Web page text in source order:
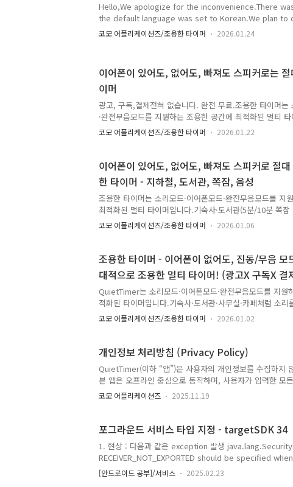
Hello,We apologize for the inconvenience.There
the default language was set to Korean.We plan to
default language to English in the next update. (It
within a week.) For now, you can change the app
코모 어플리케이션즈/조용한 타이머 2026.01.24
이어폰이 있어도, 없어도, 빠져도 스피커로는
이머
광고, 구독,결제전혀 없습니다. 완전 무료.조용한 타이머는
·완전무음모드를 지원하는 조용한 공간에 최적화된 멀티
있어도, 없어도, 빠져도스피커로 절대 울리지 않는 타이머.
분 쪽잠 알람)·사무실·스터디 카페(공부, 독서)·독서실·커피
요.개별 타이머 실행 중에도이어폰 모드로 퀵 전환을 하면
소리 없이 화면 / 진동 / 플래시로만 알려요!이어폰이 연결
로만 소리가 나와요!완벽한 나만의 집중 타이머!타이머를 사
모·세션 기록이 자동으로 남아시간이 지날수록 나만의 루
스럽게 보입니다...
코모 어플리케이션즈/조용한 타이머 2026.01.22
이어폰이 있어도, 없어도, 빠져도 스피커로 절
한 타이머 - 지하철, 도서관, 쪽잠, 음성
조용한 타이머는 소리모드·이어폰모드·완전무음모드를 지
최적화된 멀티 타이머입니다.기숙사·도서관(5분/10분 쪽잠
카페(공부, 독서)·커피숍·대중교통(지하철/버스)처럼 소리를
도 안심하고 사용할 수 있도록 설계됐어요.개별 타이머 실
려요!이어폰이 연결 되어있으면 이어폰으로만 소리가 나와
마다 감정·메모·세션 기록이 자동으로 남아시간이 지날수
패턴이 자연스럽게 보입니다. 광고 없음결제 없음구독 없음
https://play.google.com/store/apps/
코모 어플리케이션즈/조용한 타이머 2026.01.06
조용한 타이머 - 이어폰이 없어도, 진동/무음 모
대적으로 조용한 멀티 타이머! (광고X 구독X 결
QuietTimer는 소리모드·이어폰모드·완전무음모드를 지원
적화된 타이머입니다.기숙사·도서관·사무실·카페처럼 소
서도안심하고 사용할 수 있도록 설계됐어요.이어폰 모드만
단말기가 진동/무음/방해금지 모드가 아니어도! 완벽하게
의 루틴과 생활 패턴이 자연스럽게 보입니다. 광고 없음!구
전 무료!https://play.google.com/store/apps/details?
id=com.comostudio.quiettimer QuietTimer – 조용한
앱이어폰·완전 무음 모드로 조용하게 쓰고, 감정·메모·..
코모 어플리케이션즈/조용한 타이머 2026.01.02
개인정보 처리방침 (Privacy Policy)
QuietTimer(이하 “앱”)은 사용자의 개인정보를 수집하지
본 앱은 오프라인 중심으로 동작하며, 사용자가 입력한 모
집하는 개인정보 본 앱은 다음과 같은 정보를 수집하거나
개인 식별 정보위치 정보(GPS)앱 외부로 전송되는 어떠
는 제3자가 접근할 수 없습니다. 2. 분석(Analytics)
용 통계(사용 패..
코모 어플리케이션즈 2025.11.19
포그라운드 서비스 타입 지정 - targetSDK 34
1. 현상 : 다음과 같은 exception 발생 java.lang.SecurityException: One of
RECEIVER_NOT_EXPORTED should be specified when a receiver isn't being registered exclusively
for system broadcasts 2. 원인Android 14 (API 레벨 34)
필수로 요구되며,누락 시 SecurityException이 발생하여
[안드로이드 공부]/서비스 2025.02.23